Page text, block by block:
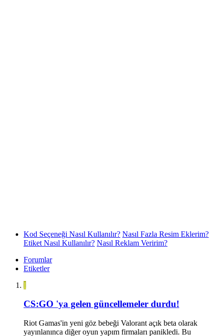
Kod Seçeneği Nasıl Kullanılır? Nasıl Fazla Resim Eklerim?
Etiket Nasıl Kullanılır? Nasıl Reklam Veririm?
Forumlar
Etiketler
I
CS:GO 'ya gelen güncellemeler durdu!
Riot Gamas'in yeni göz bebeği Valorant açık beta olarak
yayınlanınca diğer oyun yapım firmaları panikledi. Bu